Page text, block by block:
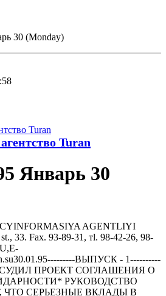
30 (Monday)
Turan
Январь 30
AGENTLIYI
33. Fax. 93-89-31, тl. 98-42-26, 98-
ВЫПУСК - 1----------
ПРОЕКТ СОГЛАШЕНИЯ О
РУКОВОДСТВО
ЧТО СЕРЬЕЗHЫЕ ВКЛАДЫ В